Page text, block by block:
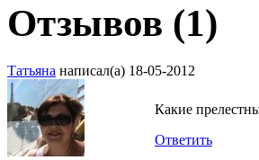
Отзывов (1)
Татьяна написал(а) 18-05-2012
Какие
Ответить